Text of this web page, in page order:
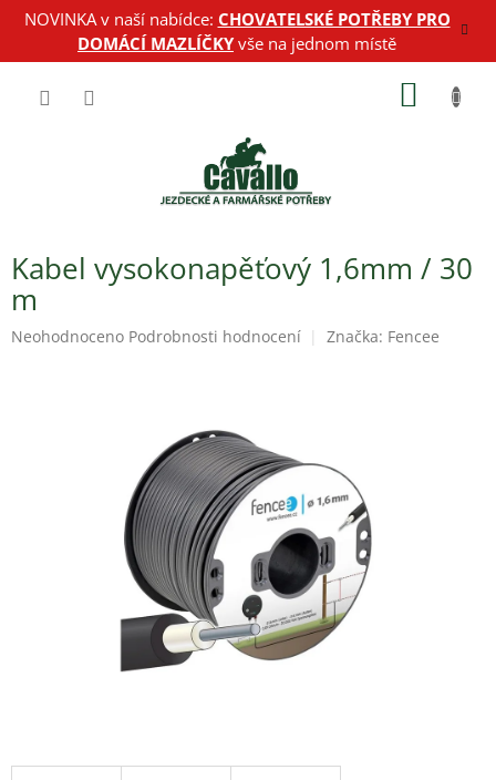
PřejítNOVINKA v naší nabídce: CHOVATELSKÉ POTŘEBY PRO
DOMÁCÍ MAZLÍČKYvše na jednom místě
Kabel vysokonapěťový 1,6mm / 30
m
Průměrné
Neohodnoceno Podrobnosti hodnocení Značka: Fencee